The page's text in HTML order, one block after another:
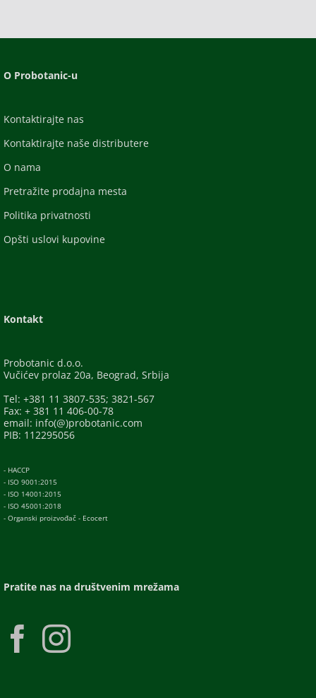
O Probotanic-u
Kontaktirajte nas
Kontaktirajte naše distributere
O nama
Pretražite prodajna mesta
Politika privatnosti
Opšti uslovi kupovine
Kontakt
Probotanic d.o.o.
Vučićev prolaz 20a, Beograd, Srbija
Tel: +381 11 3807-535; 3821-567
Fax: + 381 11 406-00-78
email: info(@)probotanic.com
PIB: 112295056
- HACCP
- ISO 9001:2015
- ISO 14001:2015
- ISO 45001:2018
- Organski proizvođač - Ecocert
Pratite nas na društvenim mrežama